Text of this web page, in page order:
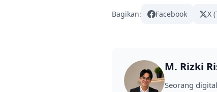
Bagikan: Facebook X
M. Rizki
Seorang